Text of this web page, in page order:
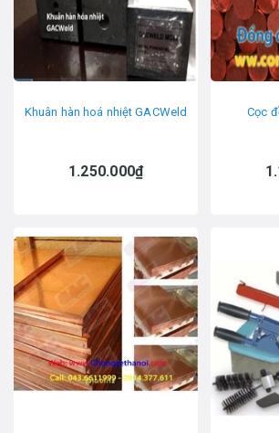
Khuân hàn hoá nhiệt GACWeld
1.250.000₫
Cọc